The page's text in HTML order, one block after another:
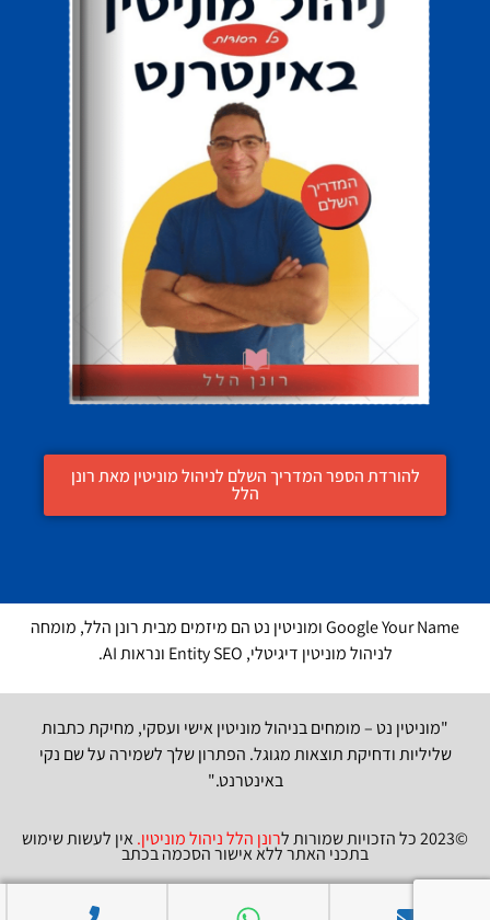
להורדת הספר המדריך השלם לניהול מוניטין מאת רונן
הלל
Google Your Name ומוניטין נט הם מיזמים מבית רונן הלל, מומחה
לניהול מוניטין דיגיטלי, Entity SEO ונראות AI.
"מוניטין נט – מומחים בניהול מוניטין אישי ועסקי, מחיקת כתבות
שליליות ודחיקת תוצאות מגוגל. הפתרון שלך לשמירה על שם נקי
באינטרנט."
©2023 כל הזכויות שמורות ל רונן הלל ניהול מוניטין. אין לעשות שימוש
בתכני האתר ללא אישור הסכמה בכתב